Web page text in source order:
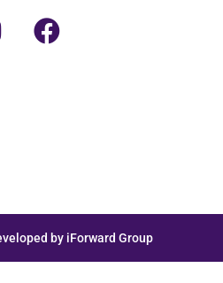
by iForward Group